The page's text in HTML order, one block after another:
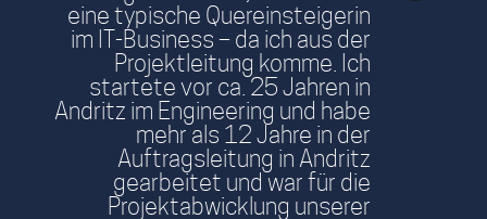
eine typische Quereinsteigerin
im IT-Business – da ich aus der
Projektleitung komme. Ich
startete vor ca. 25 Jahren in
Andritz im Engineering und habe
mehr als 12 Jahre in der
Auftragsleitung in Andritz
gearbeitet und war für die
Projektabwicklung unserer